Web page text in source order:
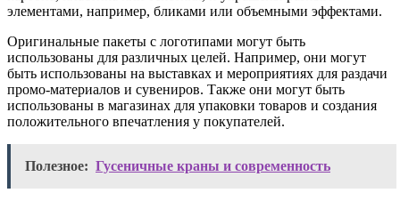
элементами, например, бликами или объемными эффектами.
Оригинальные пакеты с логотипами могут быть
использованы для различных целей. Например, они могут
быть использованы на выставках и мероприятиях для раздачи
промо-материалов и сувениров. Также они могут быть
использованы в магазинах для упаковки товаров и создания
положительного впечатления у покупателей.
Полезное: Гусеничные краны и современность